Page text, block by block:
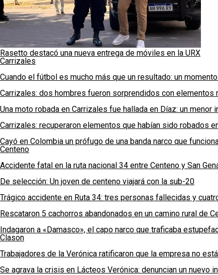
Rasetto destacó una nueva entrega de móviles en la URX
Carrizales
Cuando el fútbol es mucho más que un resultado: un
Carrizales: dos hombres fueron sorprendidos con
Una moto robada en Carrizales fue hallada en Díaz: un menor
Carrizales: recuperaron elementos que habían sido robados
Cayó en Colombia un prófugo de una banda narco que
Centeno
Accidente fatal en la ruta nacional 34 entre Centeno y San
De selección: Un joven de centeno viajará con la sub-20
Trágico accidente en Ruta 34: tres personas fallecidas y
Rescataron 5 cachorros abandonados en un camino rural de
Indagaron a «Damasco», el capo narco que traficaba
Clason
Trabajadores de la Verónica ratificaron que la empresa no
Se agrava la crisis en Lácteos Verónica: denuncian un nuevo